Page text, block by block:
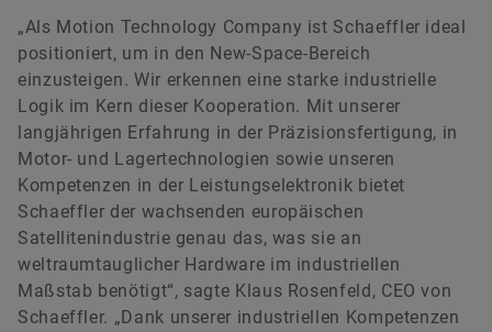
„Als Motion Technology Company ist Schaeffler ideal
positioniert, um in den New-Space-Bereich
einzusteigen. Wir erkennen eine starke industrielle
Logik im Kern dieser Kooperation. Mit unserer
langjährigen Erfahrung in der Präzisionsfertigung, in
Motor- und Lagertechnologien sowie unseren
Kompetenzen in der Leistungselektronik bietet
Schaeffler der wachsenden europäischen
Satellitenindustrie genau das, was sie an
weltraumtauglicher Hardware im industriellen
Maßstab benötigt“, sagte Klaus Rosenfeld, CEO von
Schaeffler. „Dank unserer industriellen Kompetenzen